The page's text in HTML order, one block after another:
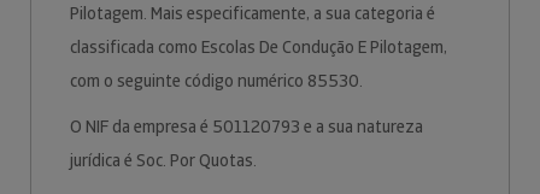
Pilotagem. Mais especificamente, a sua categoria é
classificada como Escolas De Condução E Pilotagem,
com o seguinte código numérico 85530.
O NIF da empresa é 501120793 e a sua natureza
jurídica é Soc. Por Quotas.